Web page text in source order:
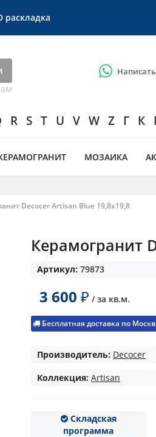
раскладка
R S T U V W Z Г К
МОЗАИКА
Decocer Artisan Blue 19,8x19,8
Керамогранит
Артикул: 79873
3 600 ₽ / за кв.м.
Бесплатная доставка по
Производитель: Decocer
Коллекция: Artisan
Складская
программа